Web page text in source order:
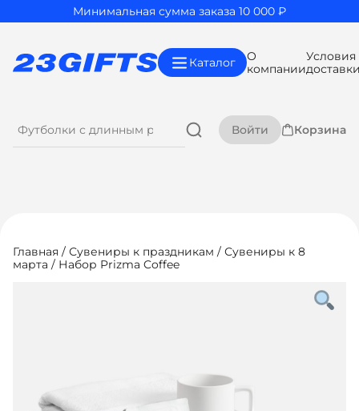
Минимальная сумма заказа 10 000 ₽
Каталог
О
компании
Условия
Войти Корзина
Главная / Сувениры к праздникам / Сувениры к 8
марта / Набор Prizma Coffee